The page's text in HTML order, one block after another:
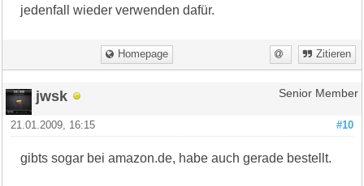
jedenfall wieder verwenden dafür.
Homepage Zitieren
jwsk Senior Member
#10
21.01.2009, 16:15
gibts sogar bei amazon.de, habe auch gerade bestellt.